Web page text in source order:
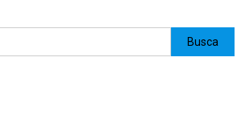
Busca